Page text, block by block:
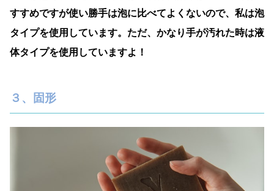
すすめですが使い勝手は泡に比べてよくないので、私は泡
タイプを使用しています。ただ、かなり手が汚れた時は液
体タイプを使用していますよ！
３、固形